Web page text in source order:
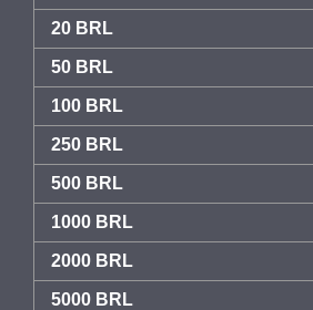
20 BRL
50 BRL
100 BRL
250 BRL
500 BRL
1000 BRL
2000 BRL
5000 BRL